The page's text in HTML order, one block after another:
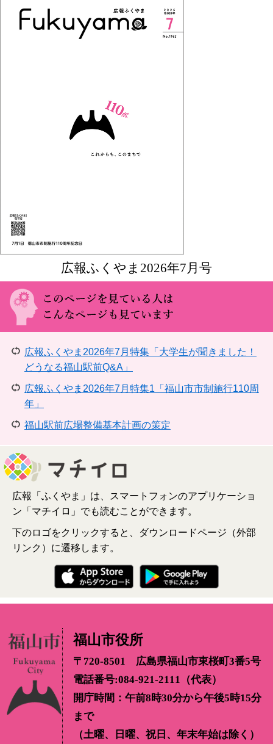
広報ふくやま2026年7月号
広報ふくやま2026年7月特集「大学生が聞きました！
どうなる福山駅前Q&A」
広報ふくやま2026年7月特集1「福山市市制施行110周
年」
福山駅前広場整備基本計画の策定
広報「ふくやま」は、スマートフォンのアプリケーショ
ン「マチイロ」でも読むことができます。
下のロゴをクリックすると、ダウンロードページ（外部
リンク）に遷移します。
福山市役所
〒720-8501 広島県福山市東桜町3番5号
電話番号:084-921-2111（代表）
開庁時間：午前8時30分から午後5時15分
まで
（土曜、日曜、祝日、年末年始は除く）